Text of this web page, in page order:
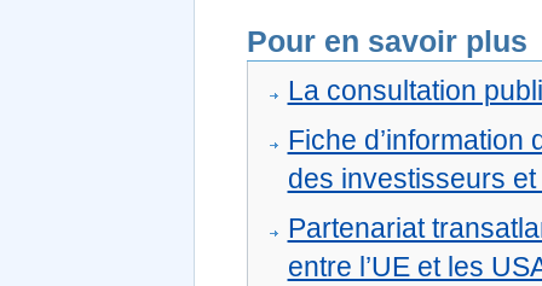
Pour en savoir plus
La consultation
Fiche
des investisseurs et
Partenariat
entre l’UE et les